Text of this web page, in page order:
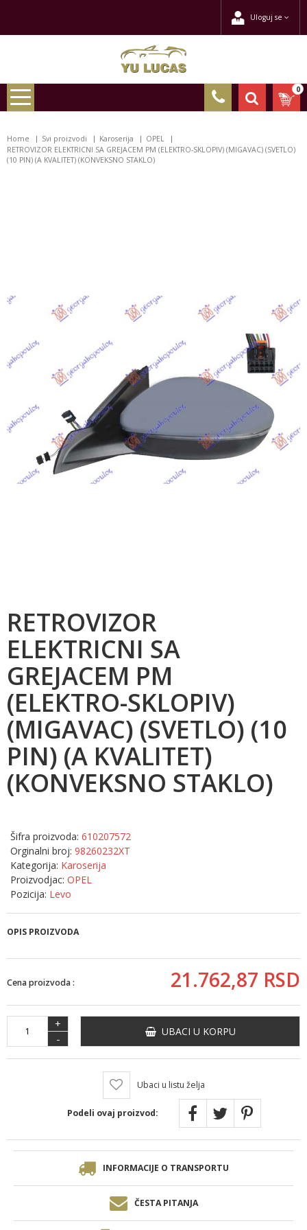
Uloguj se
0
Home Svi proizvodi Karoserija
OPEL
RETROVIZOR ELEKTRICNI SA GREJACEM PM (ELEKTRO-SKLOPIV) (MIGAVAC) (SVETLO)
(10 PIN) (A KVALITET) (KONVEKSNO STAKLO)
RETROVIZOR
ELEKTRICNI SA
GREJACEM PM
(ELEKTRO-SKLOPIV)
(MIGAVAC) (SVETLO) (10
PIN) (A KVALITET)
(KONVEKSNO STAKLO)
Šifra proizvoda: 610207572
Orginalni broj: 98260232XT
Kategorija: Karoserija
Proizvodjac: OPEL
Pozicija: Levo
OPIS PROIZVODA
Cena proizvoda : 21.762,87 RSD
+
-
UBACI U KORPU
Ubaci u listu želja
Podeli ovaj proizvod:
INFORMACIJE O TRANSPORTU
ČESTA PITANJA